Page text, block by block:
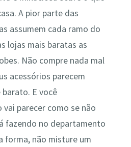
A pior parte das
assumem cada ramo do
lojas mais baratas as
Não compre nada mal
acessórios parecem
E você
parecer como se não
fazendo no departamento
forma, não misture um